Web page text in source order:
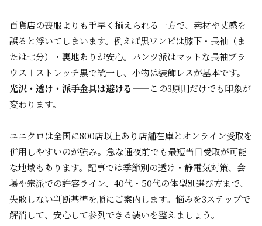
百貨店の喪服よりも手早く揃えられる一方で、素材や丈感を
誤ると浮いてしまいます。例えば黒ワンピは膝下・長袖（ま
たは七分）・裏地ありが安心。パンツ派はマットな長袖ブラ
ウス＋ストレッチ黒で統一し、小物は装飾レスが基本です。
光沢・透け・派手金具は避ける——この3原則だけでも印象が
変わります。
ユニクロは全国に800店以上あり店舗在庫とオンライン受取を
併用しやすいのが強み。急な通夜前でも最短当日受取が可能
な地域もあります。記事では季節別の透け・静電気対策、会
場や宗派での許容ライン、40代・50代の体型別選び方まで、
失敗しない判断基準を順にご案内します。悩みを3ステップで
解消して、安心して参列できる装いを整えましょう。